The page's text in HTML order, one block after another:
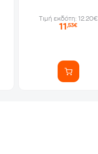
Τιμή εκδότη: 12.20€
11,53€